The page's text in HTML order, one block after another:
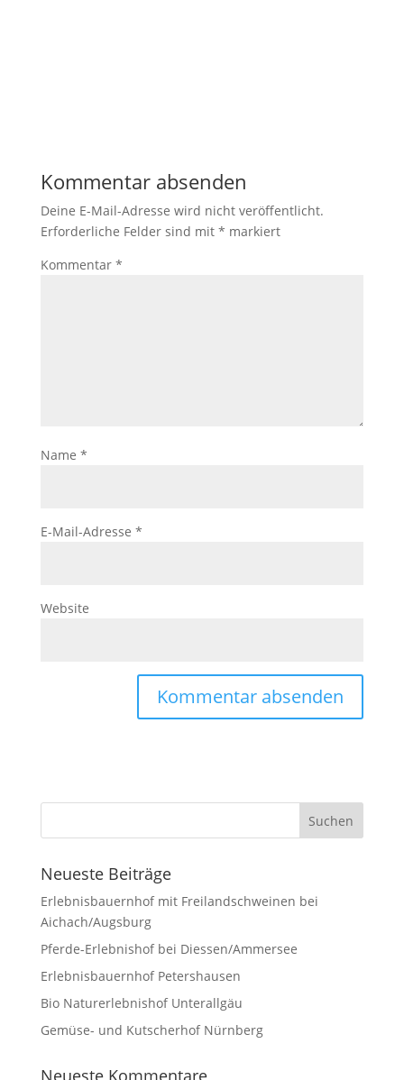
Kommentar absenden
Deine E-Mail-Adresse wird nicht veröffentlicht.
Erforderliche Felder sind mit * markiert
Kommentar *
Name *
E-Mail-Adresse *
Website
Neueste Beiträge
Erlebnisbauernhof mit Freilandschweinen bei
Aichach/Augsburg
Pferde-Erlebnishof bei Diessen/Ammersee
Erlebnisbauernhof Petershausen
Bio Naturerlebnishof Unterallgäu
Gemüse- und Kutscherhof Nürnberg
Neueste Kommentare